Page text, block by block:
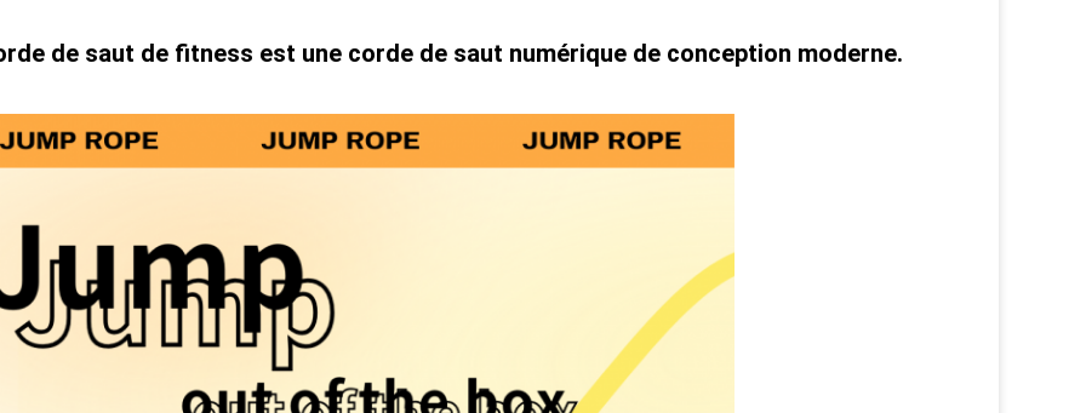
de saut de fitness est une corde de saut numérique de conception moderne.